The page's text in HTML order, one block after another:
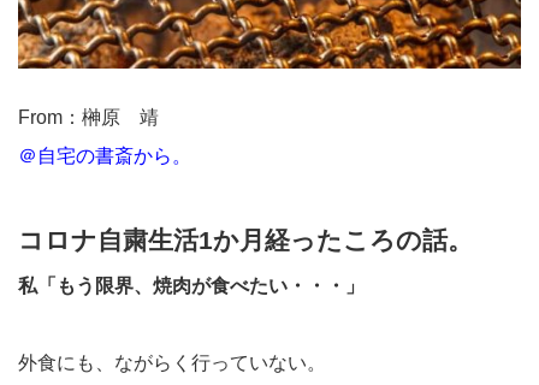
From：榊原 靖
＠自宅の書斎から。
コロナ自粛生活1か月経ったころの話。
私「もう限界、焼肉が食べたい・・・」
外食にも、ながらく行っていない。